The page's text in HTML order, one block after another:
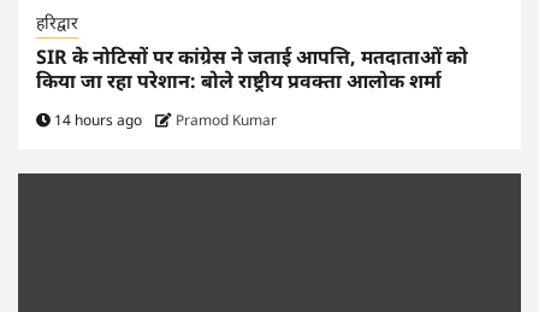
हरिद्वार
SIR के नोटिसों पर कांग्रेस ने जताई आपत्ति, मतदाताओं को
किया जा रहा परेशान: बोले राष्ट्रीय प्रवक्ता आलोक शर्मा
14 hours ago Pramod Kumar